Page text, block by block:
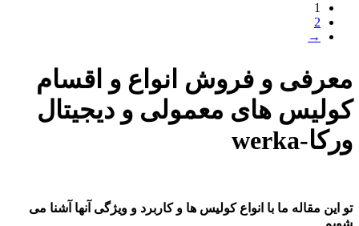
1
2
→
معرفی و فروش انواع و اقسام
کولیس های معمولی و دیجیتال
ورکا-werka
تو این مقاله ما با انواع کولیس ها و کاربرد و ویژگی آنها آشنا می
شویم